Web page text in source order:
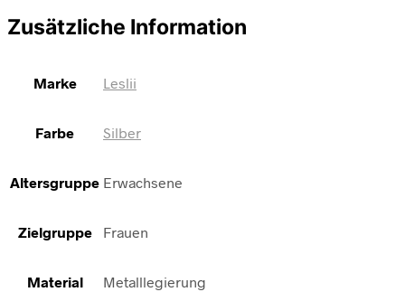
Zusätzliche Information
Marke Leslii
Farbe Silber
Altersgruppe Erwachsene
Zielgruppe Frauen
Material Metalllegierung